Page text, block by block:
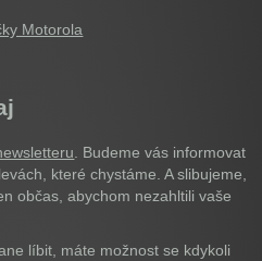
Motorola
. Budeme vás informovat
které chystáme. A slibujeme,
občas, abychom nezahltili vaše
líbit, máte možnost se kdykoli